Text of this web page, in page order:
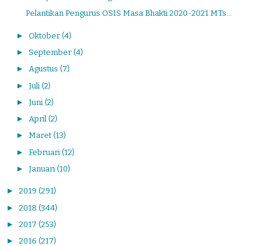
Pelantikan Pengurus OSIS Masa Bhakti 2020-2021 MTs...
► Oktober (4)
► September (4)
► Agustus (7)
► Juli (2)
► Juni (2)
► April (2)
► Maret (13)
► Februari (12)
► Januari (10)
► 2019 (291)
► 2018 (344)
► 2017 (253)
► 2016 (217)